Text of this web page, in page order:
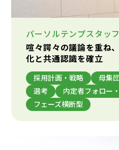
パーソルテンプスタッ
喧々諤々の議論を重ね
化と共通認識を確立
採用計画・戦略 母集
選考
内定者フォロー
フェーズ横断型